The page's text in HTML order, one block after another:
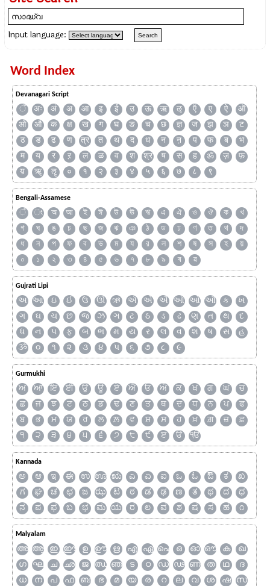
Input language:
Word Index
Devanagari Script
ँ अः अं अ आ इ ई उ ऊ ऋ ऌ ऍ ए ऐ
ऑ
ओ
औ क क्ष ख ग घ ङ च छ ज्ञ ज झ ञ
ट
ठ
ड ढ ण त्र त थ द ध न ऩ प फ ब
भ
म
य र ऱ ल ळ व श श्र ष स ह ॐ ज़
फ़
य़
ॠ ॡ ० १ २ ३ ४ ५ ६ ७ ८ ९
Bengali-Assamese
ঁ ং অ আ ই ঈ উ ঊ ঋ এ ঐ ও ঔ ক
খ
গ
ঘ ঙ চ ছ জ ঝ ঞ ঠ ড ঢ ণ ত থ
দ
ধ
ন প ফ ব ভ ম য র ল শ ষ স হ
য়
০
১ ২ ৩ ৪ ৫ ৬ ৭ ৮ ৯ ৰ ৱ
Gujrati Lipi
અ આ ઇ ઈ ઉ ઊ ઋ ઍ એ ઐ ઑ ઓ ઔ ક
ખ
ગ
ઘ ચ છ જ ઝ ઞ ટ ઠ ડ ઢ ણ ત થ
દ
ધ
ન પ ફ બ ભ મ ય ર લ વ શ ષ સ
હ
ૐ
૦ ૧ ૨ ૩ ૪ ૫ ૬ ૭ ૮ ૯
Gurmukhi
ਅ ਆ ਇ ਈ ਉ ਊ ਏ ਐ ਓ ਔ ਕ ਖ ਗ ਘ
ਚ
ਛ
ਜ ਝ ਟ ਠ ਡ ਢ ਣ ਤ ਥ ਦ ਧ ਨ ਪ
ਫ
ਬ
ਭ ਮ ਯ ਰ ਲ ਲ਼ ਵ ਸ਼ ਸ ਹ ਖ਼ ਗ਼ ਜ਼
ਫ਼
੧
੨ ੩ ੪ ੫ ੬ ੭ ੮ ੯ ੲ ੳ ੴ
Kannada
ಅ ಆ ಇ ಈ ಉ ಊ ಋ ಎ ಏ ಐ ಒ ಓ ಔ ಕ
ಖ
ಗ
ಘ ಚ ಛ ಜ ಝ ಟ ಠ ಡ ಢ ಣ ತ ಥ ದ
ಧ
ನ
ಪ ಫ ಬ ಭ ಮ ಯ ರ ಲ ವ ಶ ಷ ಸ ಹ ೧
Malyalam
അ ആ ഇ ഈ ഉ ഊ ഋ എ ഏ ഐ ഒ ഓ ഔ ക
ഖ
ഗ
ഘ ച ഛ ജ ഝ ഞ ട ഠ ഡ ഢ ണ ത ഥ
ദ
ധ
ന പ ഫ ബ ഭ മ യ ര റ ല വ ശ ഷ
സ